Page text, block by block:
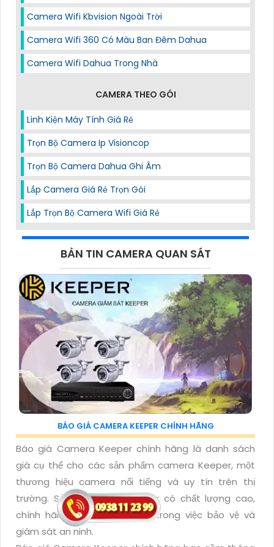
Camera Wifi Kbvision Ngoài Trời
Camera Wifi 360 Có Màu Ban Đêm Dahua
Camera Wifi Dahua Trong Nhà
CAMERA THEO GÓI
Linh Kiện Máy Tính Giá Rẻ
Trọn Bộ Camera Ip Visioncop
Trọn Bộ Camera Dahua Ghi Âm
Lắp Camera Giá Rẻ Trọn Gói
Lắp Trọn Bộ Camera Wifi Giá Rẻ
BẢN TIN CAMERA QUAN SÁT
BÁO GIÁ CAMERA KEEPER CHÍNH HÃNG
Báo giá Camera Keeper chính hãng là danh sách
giá cụ thể cho các sản phẩm camera Keeper, một
thương hiệu camera nổi tiếng và uy tín trên thị
trường. Sản phẩm của Keeper có chất lượng cao,
chính hãng và đáng tin cậy trong việc bảo vệ và
giám sát an ninh.